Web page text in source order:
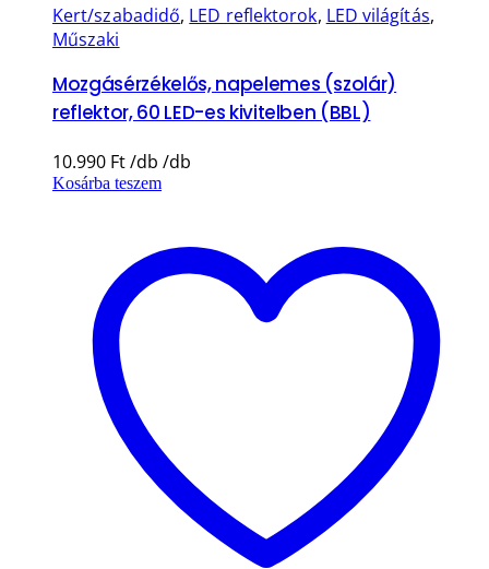
Kert/szabadidő, LED reflektorok, LED világítás,
Műszaki
Mozgásérzékelős, napelemes (szolár)
reflektor, 60 LED-es kivitelben (BBL)
10.990 Ft
Kosárba teszem